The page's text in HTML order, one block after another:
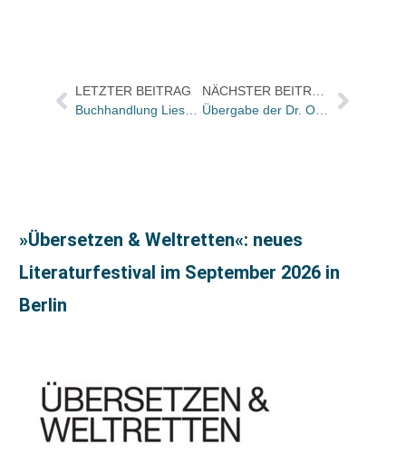
LETZTER BEITRAG
Buchhandlung Liesegang vergrößert in Husum auf 800qm
NÄCHSTER BEITRAG
Übergabe der Dr. Otto Schmidt Bestände an Rhenus beginnt
»Übersetzen & Weltretten«: neues
Literaturfestival im September 2026 in
Berlin